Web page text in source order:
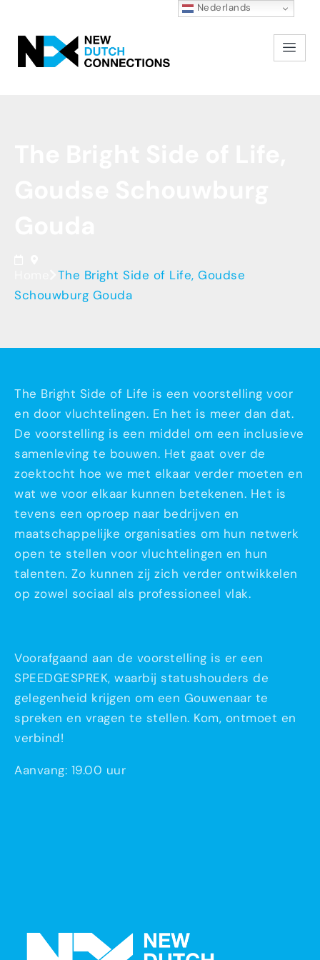
The Bright Side of Life, Goudse
Schouwburg Gouda
The Bright Side of Life is een voorstelling voor
en door vluchtelingen. En het is meer dan dat.
De voorstelling is een middel om een inclusieve
samenleving te bouwen. Het gaat over de
zoektocht hoe we met elkaar verder moeten en
wat we voor elkaar kunnen betekenen. Het is
tevens een oproep naar bedrijven en
maatschappelijke organisaties om hun netwerk
open te stellen voor vluchtelingen en hun
talenten. Zo kunnen zij zich verder ontwikkelen
op zowel sociaal als professioneel vlak.
Voorafgaand aan de voorstelling is er een
SPEEDGESPREK, waarbij statushouders de
gelegenheid krijgen om een Gouwenaar te
spreken en vragen te stellen. Kom, ontmoet en
verbind!
Aanvang: 19.00 uur
Nederlands